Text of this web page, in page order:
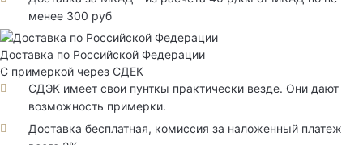
менее 300 руб
Доставка по Российской Федерации
С примеркой через СДЕК
СДЭК имеет свои пунткы практически везде. Они дают
возможность примерки.
Доставка бесплатная, комиссия за наложенный платеж